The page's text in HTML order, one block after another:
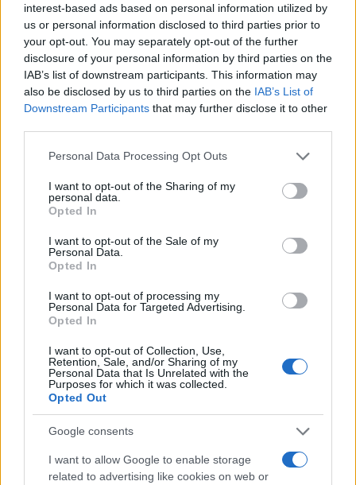
interest-based ads based on personal information utilized by
us or personal information disclosed to third parties prior to
your opt-out. You may separately opt-out of the further
disclosure of your personal information by third parties on the
IAB’s list of downstream participants. This information may
also be disclosed by us to third parties on the IAB’s List of
Downstream Participants that may further disclose it to other
Please note that this website/app uses one or more Google
not limited to your visit or usage behaviour. You may click to
grant or deny consent to Google and its third-party tags to
use your data for below specified purposes in below Google
consent section.
Personal Data Processing Opt Outs
I want to opt-out of the Sharing of my
personal data.
Opted In
I want to opt-out of the Sale of my
Personal Data.
Opted In
I want to opt-out of processing my
Personal Data for Targeted Advertising.
Opted In
I want to opt-out of Collection, Use,
Retention, Sale, and/or Sharing of my
Personal Data that Is Unrelated with the
Purposes for which it was collected.
Opted Out
Google consents
I want to allow Google to enable storage
related to advertising like cookies on web or